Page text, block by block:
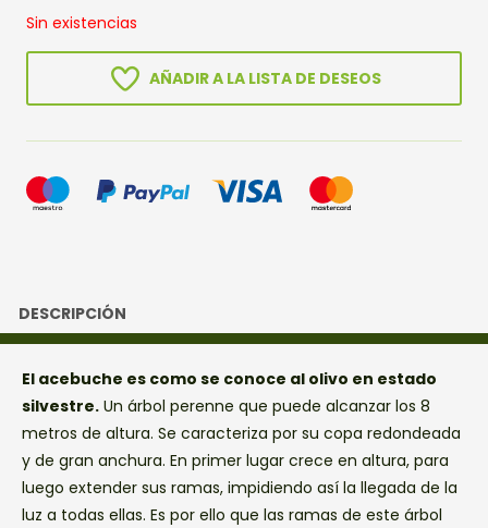
Sin existencias
AÑADIR A LA LISTA DE DESEOS
DESCRIPCIÓN
El acebuche es como se conoce al olivo en estado
silvestre. Un árbol perenne que puede alcanzar los 8
metros de altura. Se caracteriza por su copa redondeada
y de gran anchura. En primer lugar crece en altura, para
luego extender sus ramas, impidiendo así la llegada de la
luz a todas ellas. Es por ello que las ramas de este árbol